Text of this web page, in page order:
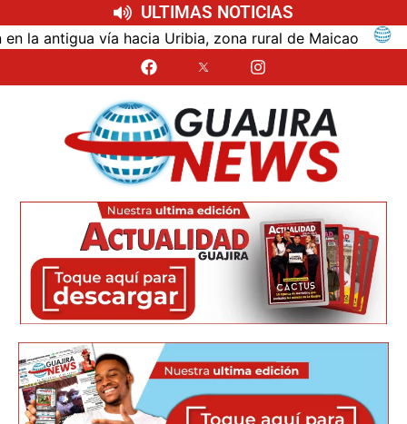
ULTIMAS NOTICIAS
vía hacia Uribia, zona rural de Maicao